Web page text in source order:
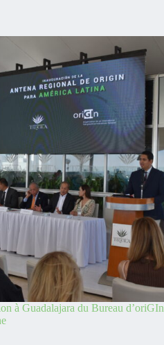
à Guadalajara du Bureau d’oriGIn